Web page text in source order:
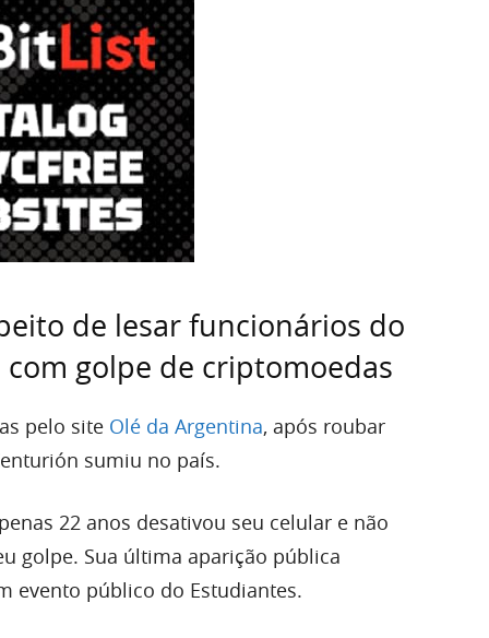
de lesar funcionários do
golpe de criptomoedas
pelo site Olé da Argentina, após roubar
sumiu no país.
22 anos desativou seu celular e não
golpe. Sua última aparição pública
evento público do Estudiantes.